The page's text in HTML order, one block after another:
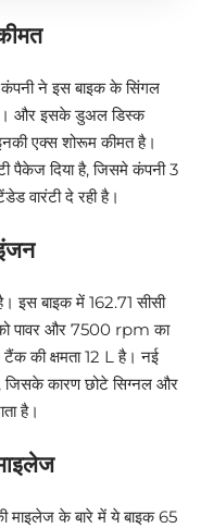
कंपनी ने इस बाइक के सिंगल
है। और इसके डुअल डिस्क
एक्स शोरूम कीमत है।
पैकेज दिया है, जिसमे कंपनी 3
वारंटी दे रही है।
इस बाइक में 162.71 सीसी
पावर और 7500 rpm का
की क्षमता 12 L है। नई
जिसके कारण छोटे सिग्नल और
है।
के बारे में ये बाइक 65